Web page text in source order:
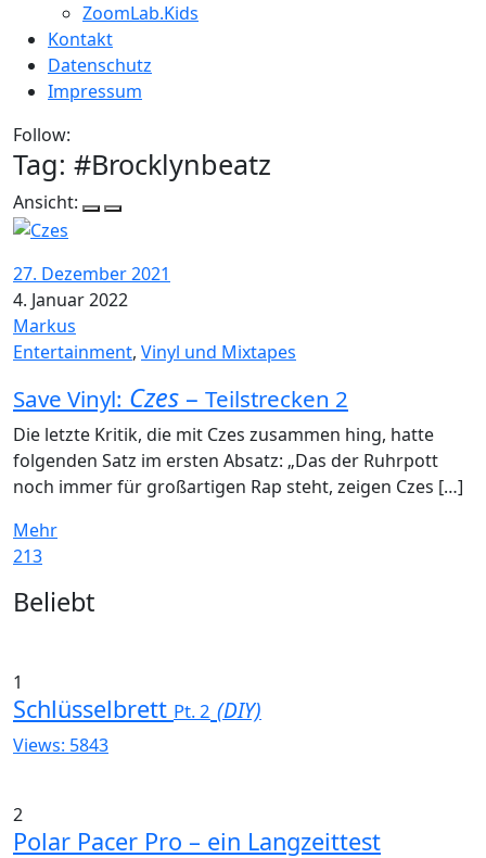
ZoomLab.Kids
Kontakt
Datenschutz
Impressum
Follow:
Tag: #Brocklynbeatz
Ansicht:
27. Dezember 2021
4. Januar 2022
Markus
Entertainment, Vinyl und Mixtapes
Save Vinyl: Czes – Teilstrecken 2
Die letzte Kritik, die mit Czes zusammen hing, hatte
folgenden Satz im ersten Absatz: „Das der Ruhrpott
noch immer für großartigen Rap steht, zeigen Czes […]
Mehr
213
Widgets
Beliebt
1
Schlüsselbrett Pt. 2 (DIY)
Views: 5843
2
Polar Pacer Pro – ein Langzeittest